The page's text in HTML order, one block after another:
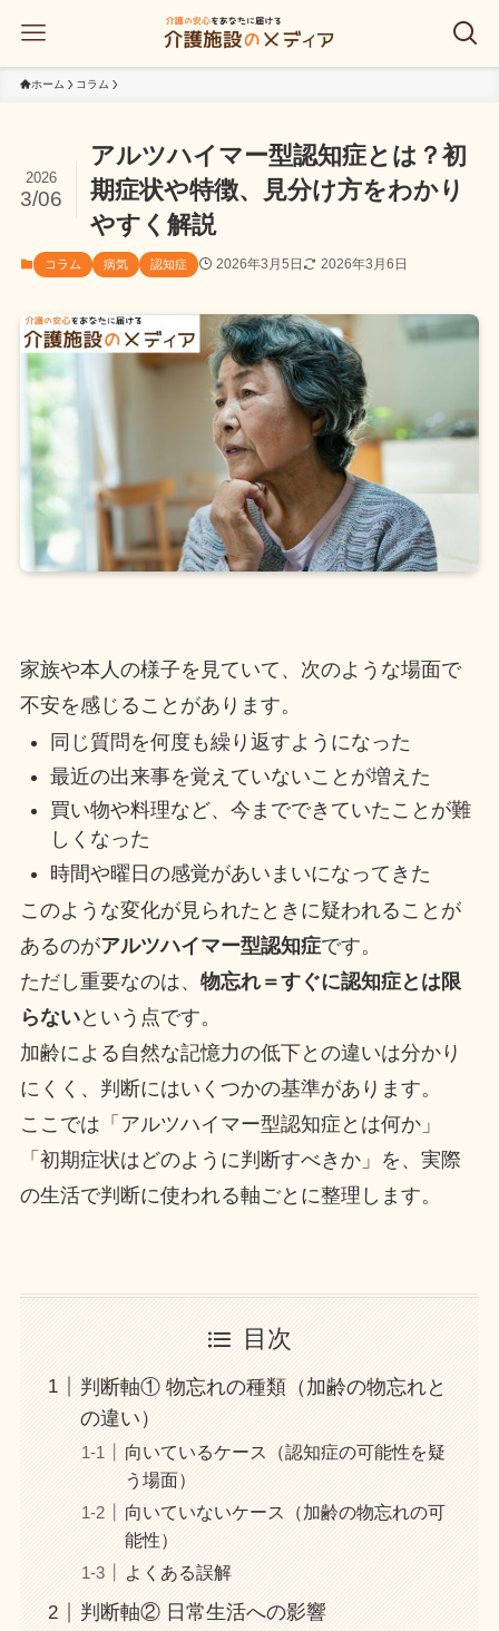
ホーム コラム
アルツハイマー型認知症とは？初
期症状や特徴、見分け方をわかり
やすく解説
2026
3/06
コラム 病気 認知症 2026年3月5日 2026年3月6日
家族や本人の様子を見ていて、次のような場面で
不安を感じることがあります。
同じ質問を何度も繰り返すようになった
最近の出来事を覚えていないことが増えた
買い物や料理など、今までできていたことが難
しくなった
時間や曜日の感覚があいまいになってきた
このような変化が見られたときに疑われることが
あるのがアルツハイマー型認知症です。
ただし重要なのは、 物忘れ＝すぐに認知症とは限
らないという点です。
加齢による自然な記憶力の低下との違いは分かり
にくく、判断にはいくつかの基準があります。
ここでは「アルツハイマー型認知症とは何か」
「初期症状はどのように判断すべきか」を、実際
の生活で判断に使われる軸ごとに整理します。
目次
判断軸① 物忘れの種類（加齢の物忘れと
の違い）
向いているケース（認知症の可能性を疑
う場面）
向いていないケース（加齢の物忘れの可
能性）
よくある誤解
判断軸② 日常生活への影響